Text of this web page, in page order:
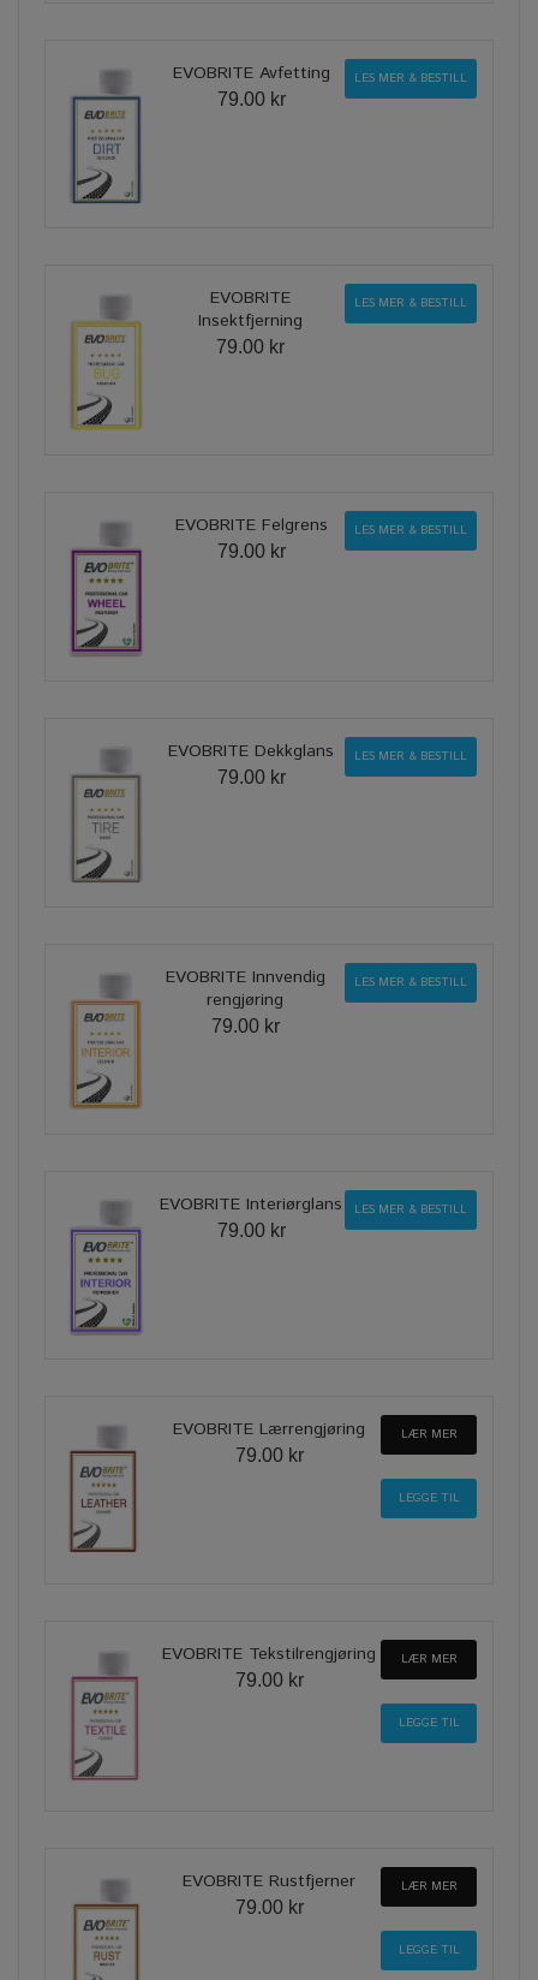
EVOBRITE Avfetting
79.00 kr
LES MER & BESTILL
EVOBRITE
Insektfjerning
79.00 kr
LES MER & BESTILL
EVOBRITE Felgrens
79.00 kr
LES MER & BESTILL
EVOBRITE Dekkglans
79.00 kr
LES MER & BESTILL
EVOBRITE Innvendig
rengjøring
79.00 kr
LES MER & BESTILL
EVOBRITE Interiørglans
79.00 kr
LES MER & BESTILL
EVOBRITE Lærrengjøring
79.00 kr
LÆR MER
EVOBRITE Tekstilrengjøring
79.00 kr
LÆR MER
EVOBRITE Rustfjerner
79.00 kr
LÆR MER